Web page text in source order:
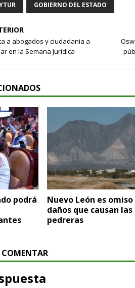
GOBIERNO DEL ESTADO
a abogados y ciudadania a
en la Semana Juridica
podrá
Nuevo León es omiso
daños que causan las
pedreras
COMENTAR